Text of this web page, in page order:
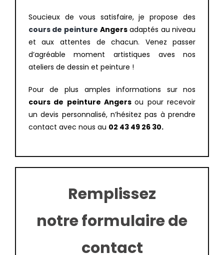
Soucieux de vous satisfaire, je propose des
cours de peinture Angersadaptés au niveau
et aux attentes de chacun. Venez passer
d’agréable moment artistiques aves nos
ateliers de dessin et peinture !
Pour de plus amples informations sur nos
cours de peinture Angersou pour recevoir
un devis personnalisé, n’hésitez pas à prendre
contact avec nous au 02 43 49 26 30.
Remplissez
notre formulaire de
contact